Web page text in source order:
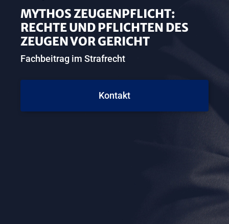
MYTHOS ZEUGENPFLICHT:
RECHTE UND PFLICHTEN DES
ZEUGEN VOR GERICHT
Fachbeitrag im Strafrecht
Kontakt